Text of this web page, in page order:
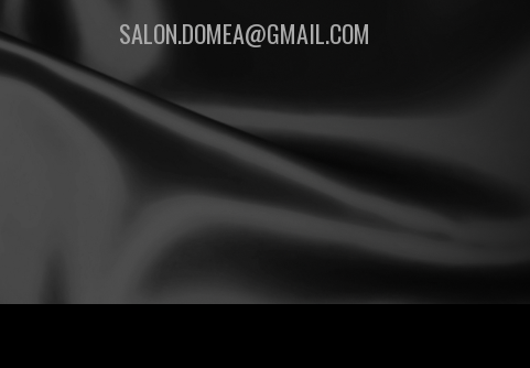
SALON.DOMEA@GMAIL.COM